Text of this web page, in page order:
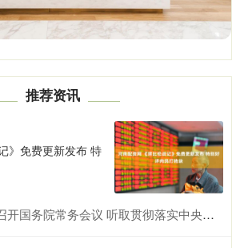
推荐资讯
》免费更新发布 特
听取贯彻落实中央城市工作会议部署和实施城市更新进展情况汇报